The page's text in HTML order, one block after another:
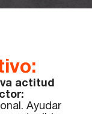
actitud
Ayudar